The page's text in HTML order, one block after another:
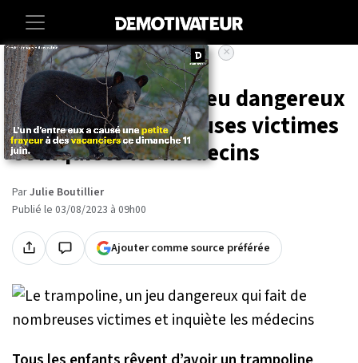
Accueil Societe Maison
Le trampoline, un jeu dangereux
qui fait de nombreuses victimes
et inquiète les médecins
ParJulie Boutillier
Publié le 03/08/2023 à 09h00
Ajouter comme source préférée
×